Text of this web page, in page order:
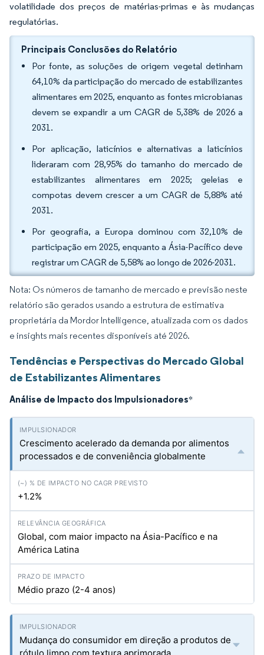
volatilidade dos preços de matérias-primas e às mudanças
regulatórias.
Principais Conclusões do Relatório
Por fonte, as soluções de origem vegetal detinham
64,10% da participação do mercado de estabilizantes
alimentares em 2025, enquanto as fontes microbianas
devem se expandir a um CAGR de 5,38% de 2026 a
2031.
Por aplicação, laticínios e alternativas a laticínios
lideraram com 28,95% do tamanho do mercado de
estabilizantes alimentares em 2025; geleias e
compotas devem crescer a um CAGR de 5,88% até
2031.
Por geografia, a Europa dominou com 32,10% de
participação em 2025, enquanto a Ásia-Pacífico deve
registrar um CAGR de 5,58% ao longo de 2026-2031.
Nota: Os números de tamanho de mercado e previsão neste
relatório são gerados usando a estrutura de estimativa
proprietária da Mordor Intelligence, atualizada com os dados
e insights mais recentes disponíveis até 2026.
Tendências e Perspectivas do Mercado Global
de Estabilizantes Alimentares
Análise de Impacto dos Impulsionadores*
Crescimento acelerado da demanda por alimentos
processados e de conveniência globalmente
+1.2%
Global, com maior impacto na Ásia-Pacífico e na
América Latina
Médio prazo (2-4 anos)
Mudança do consumidor em direção a produtos de